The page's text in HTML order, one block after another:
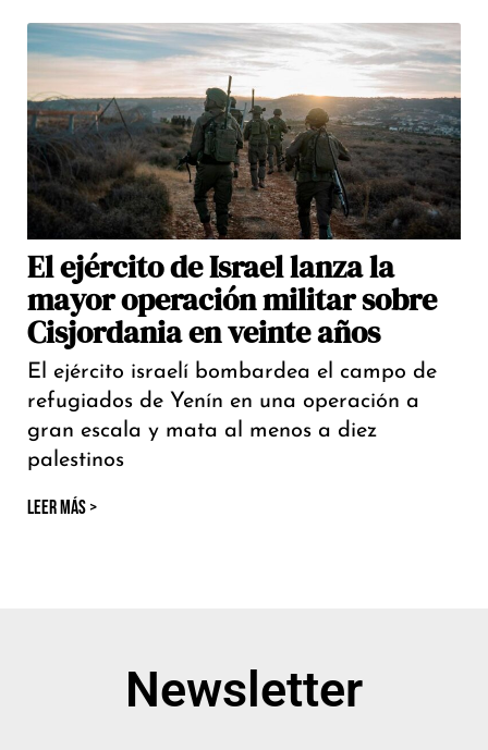
El ejército de Israel lanza la
mayor operación militar sobre
Cisjordania en veinte años
El ejército israelí bombardea el campo de
refugiados de Yenín en una operación a
gran escala y mata al menos a diez
palestinos
LEER MÁS >
Newsletter